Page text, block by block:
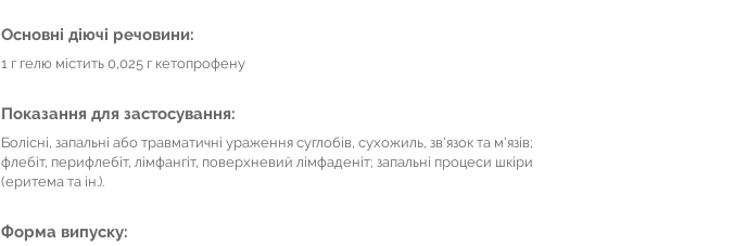
Основні діючі речовини:
1 г гелю містить 0,025 г кетопрофену
Показання для застосування:
Болісні, запальні або травматичні ураження суглобів, сухожиль, зв'язок та м'язів;
флебіт, перифлебіт, лімфангіт, поверхневий лімфаденіт; запальні процеси шкіри
(еритема та ін.).
Форма випуску: